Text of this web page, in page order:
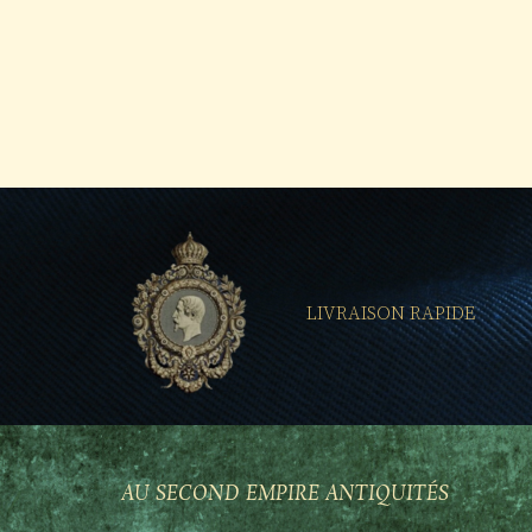
LIVRAISON RAPIDE
AU SECOND EMPIRE ANTIQUITÉS